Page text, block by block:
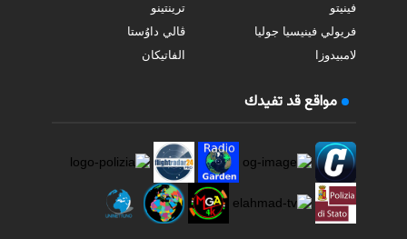
فينيتو
ترينتينو
فريولي فينيسيا جوليا
ڤالي داوُستا
لامبيدوزا
الفاتيكان
مواقع قد تفيدك